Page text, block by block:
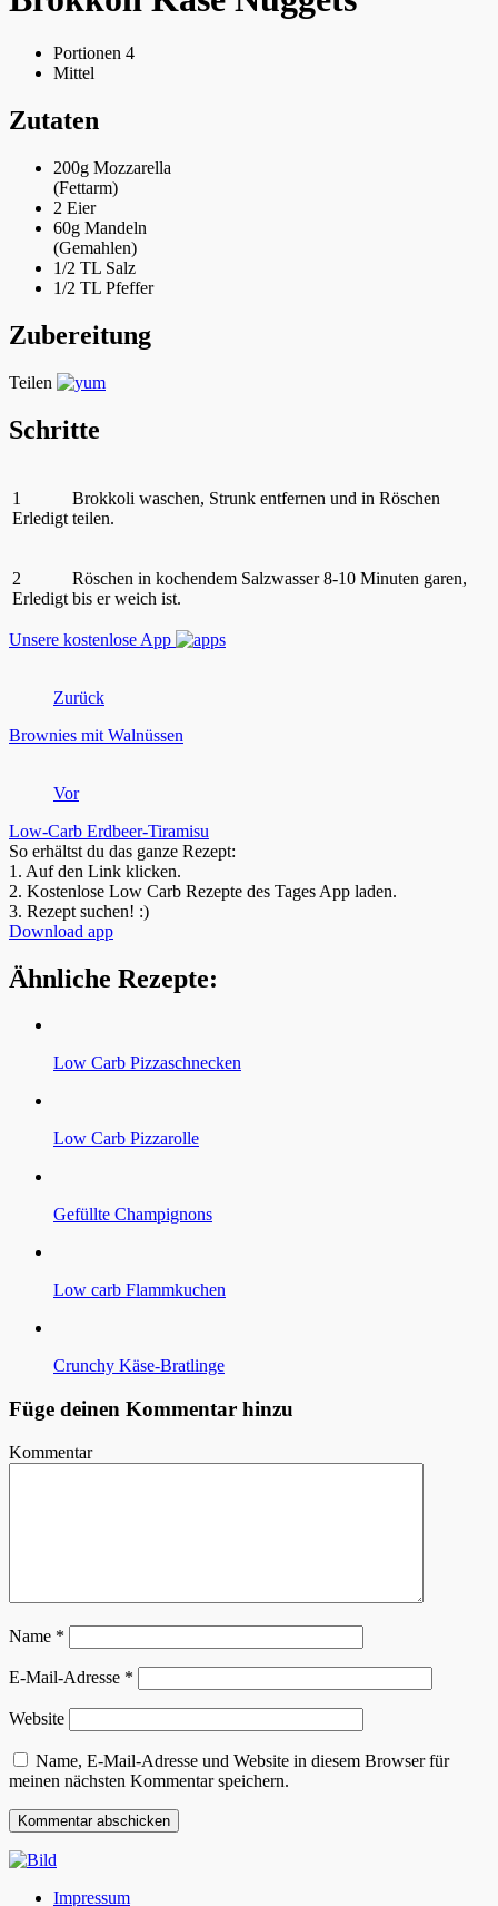
Portionen 4
Mittel
Zutaten
200g Mozzarella
(Fettarm)
2 Eier
60g Mandeln
(Gemahlen)
1/2 TL Salz
1/2 TL Pfeffer
Zubereitung
Teilen
Schritte
1
Erledigt
Brokkoli waschen, Strunk entfernen und in Röschen
teilen.
2
Erledigt
Röschen in kochendem Salzwasser 8-10 Minuten garen,
bis er weich ist.
Unsere kostenlose App
Zurück
Brownies mit Walnüssen
Vor
Low-Carb Erdbeer-Tiramisu
So erhältst du das ganze Rezept:
1. Auf den Link klicken.
2. Kostenlose Low Carb Rezepte des Tages App laden.
3. Rezept suchen! :)
Download app
Ähnliche Rezepte:
Low Carb Pizzaschnecken
Low Carb Pizzarolle
Gefüllte Champignons
Low carb Flammkuchen
Crunchy Käse-Bratlinge
Füge deinen Kommentar hinzu
Kommentar
Name *
E-Mail-Adresse *
Website
Name, E-Mail-Adresse und Website in diesem Browser für
meinen nächsten Kommentar speichern.
Impressum